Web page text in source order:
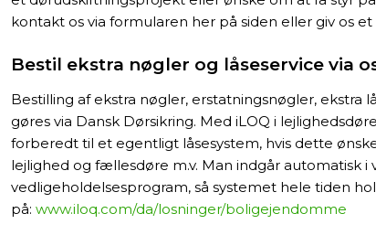
kontakt os via formularen her på siden eller giv os et
Bestil ekstra nøgler og låseservice via
Bestilling af ekstra nøgler, erstatningsnøgler, ekstra
gøres via Dansk Dørsikring. Med iLOQ i
forberedt til et egentligt låsesystem, hvis dette
lejlighed og fællesdøre m.v. Man indgår automatisk i
vedligeholdelsesprogram, så systemet hele tiden
på: www.iloq.com/da/losninger/boligejendomme